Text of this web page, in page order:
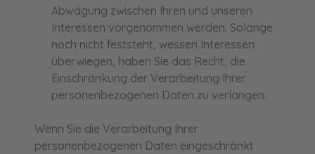
Abwägung zwischen Ihren und unseren
Interessen vorgenommen werden. Solange
noch nicht feststeht, wessen Interessen
überwiegen, haben Sie das Recht, die
Einschränkung der Verarbeitung Ihrer
personenbezogenen Daten zu verlangen.
Wenn Sie die Verarbeitung Ihrer
personenbezogenen Daten eingeschränkt